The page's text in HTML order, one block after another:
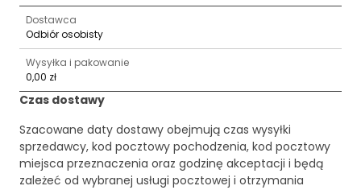
Dostawca
Odbiór osobisty
Wysyłka i pakowanie
0,00 zł
Czas dostawy
Szacowane daty dostawy obejmują czas wysyłki
sprzedawcy, kod pocztowy pochodzenia, kod pocztowy
miejsca przeznaczenia oraz godzinę akceptacji i będą
zależeć od wybranej usługi pocztowej i otrzymania